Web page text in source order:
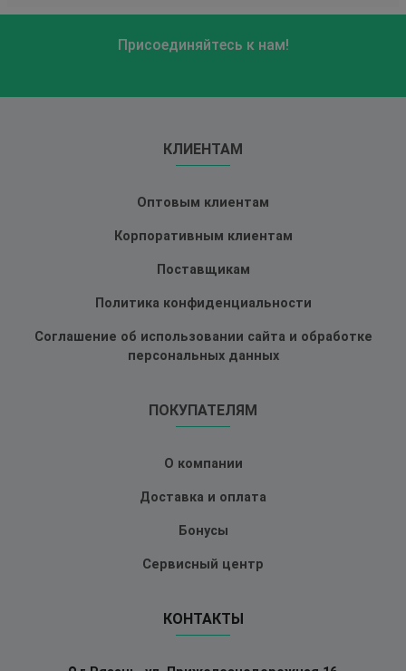
Присоединяйтесь к нам!
КЛИЕНТАМ
Оптовым клиентам
Корпоративным клиентам
Поставщикам
Политика конфиденциальности
Соглашение об использовании сайта и обработке
персональных данных
ПОКУПАТЕЛЯМ
О компании
Доставка и оплата
Бонусы
Сервисный центр
КОНТАКТЫ